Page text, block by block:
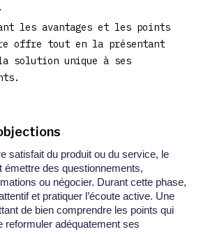
les avantages et les points
offre tout en la présentant
la solution unique à ses
satisfait du produit ou du service, le
émettre des questionnements,
ou négocier. Durant cette phase,
et pratiquer l’écoute active. Une
de bien comprendre les points qui
reformuler adéquatement ses